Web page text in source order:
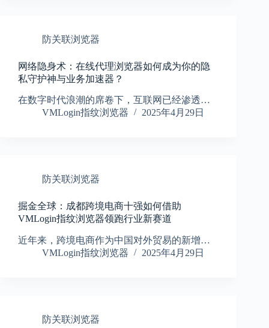
防关联浏览器
网络隐身术：在线代理浏览器如何成为你的隐
私守护神与业务加速器？
在数字时代浪潮的席卷下，互联网已经渗透…
VMLogin指纹浏览器
2025年4月29日
防关联浏览器
掘金全球：成都跨境电商十强如何借助
VMLogin指纹浏览器领跑行业新赛道
近年来，跨境电商作为中国对外贸易的新增…
VMLogin指纹浏览器
2025年4月29日
防关联浏览器